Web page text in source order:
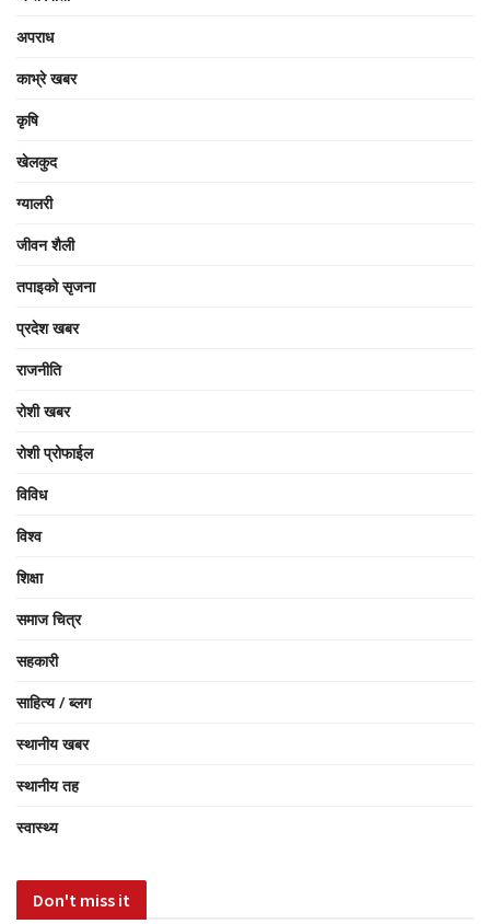
अपराध
काभ्रे खबर
कृषि
खेलकुद
ग्यालरी
जीवन शैली
तपाइको सृजना
प्रदेश खबर
राजनीति
रोशी खबर
रोशी प्रोफाईल
विविध
विश्व
शिक्षा
समाज चित्र
सहकारी
साहित्य / ब्लग
स्थानीय खबर
स्थानीय तह
स्वास्थ्य
Don't miss it